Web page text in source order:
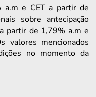
e CET a partir de
sobre antecipação
partir de 1,79% a.m e
valores mencionados
no momento da